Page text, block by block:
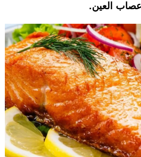
العين.